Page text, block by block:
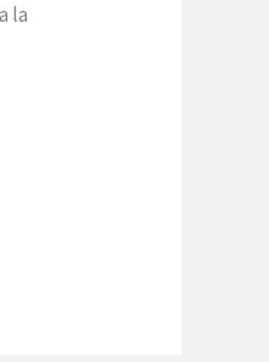
la